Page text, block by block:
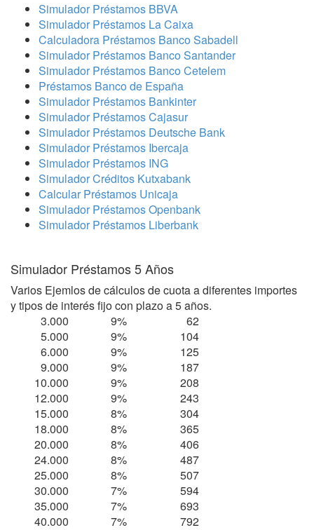
Simulador Préstamos BBVA
Simulador Préstamos La Caixa
Calculadora Préstamos Banco Sabadell
Simulador Préstamos Banco Santander
Simulador Préstamos Banco Cetelem
Préstamos Banco de España
Simulador Préstamos Bankinter
Simulador Préstamos Cajasur
Simulador Préstamos Deutsche Bank
Simulador Préstamos Ibercaja
Simulador Préstamos ING
Simulador Créditos Kutxabank
Calcular Préstamos Unicaja
Simulador Préstamos Openbank
Simulador Préstamos Liberbank
Simulador Préstamos 5 Años
Varios Ejemlos de cálculos de cuota a diferentes importes
y tipos de interés fijo con plazo a 5 años.
3.000
9%
62
5.000
9%
104
6.000
9%
125
9.000
9%
187
10.000
9%
208
12.000
9%
243
15.000
8%
304
18.000
8%
365
20.000
8%
406
24.000
8%
487
25.000
8%
507
30.000
7%
594
35.000
7%
693
40.000
7%
792